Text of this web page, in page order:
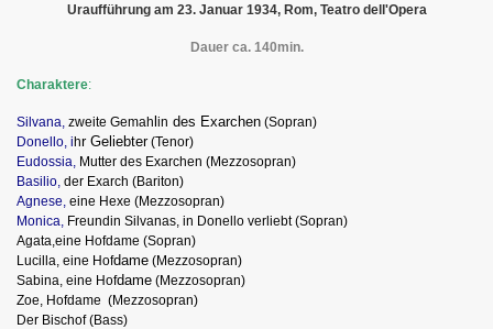
Uraufführung am 23. Januar 1934, Rom, Teatro dell'Opera
Dauer ca. 140min.
Charaktere:
Silvana, zweite Gemah in des Exarchen (Sopran)
Donello, ihr Geliebter (Tenor)
Eudossia, Mutter des Exarchen (Mezzosopran)
Basilio, der Exarch (Bariton)
Agnese, eine Hexe (Mezzosopran)
Monica, Freundin Silvanas, in Donello verliebt (Sopran)
Agata,eine Hofdame (Sopran)
Lucilla, eine Hofdame (Mezzosopran)
Sabina, eine Hofdame (Mezzosopran)
Zoe, Hofdame (Mezzosopran)
Der Bischof (Bass)